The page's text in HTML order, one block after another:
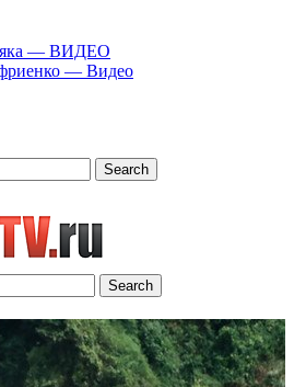
— ВИДЕО
— Видео
Search
Search